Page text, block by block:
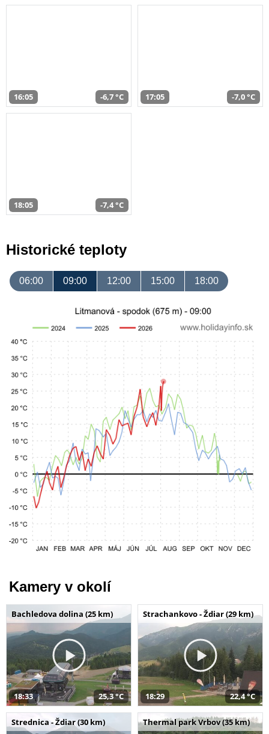
16:05 -6,7 °C 17:05 -7,0 °C
18:05 -7,4 °C
Historické teploty
06:00 09:00 12:00 15:00 18:00
Kamery v okolí
Bachledova dolina (25 km)
18:33 25,3 °C
Strachankovo - Ždiar (29 km)
18:29 22,4 °C
Strednica - Ždiar (30 km) Thermal park Vrbov (35 km)